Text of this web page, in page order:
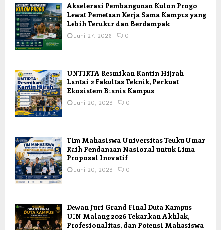
Akselerasi Pembangunan Kulon Progo
Lewat Pemetaan Kerja Sama Kampus yang
Lebih Terukur dan Berdampak
Juni 27, 2026 0
UNTIRTA Resmikan Kantin Hijrah
Lantai 2 Fakultas Teknik, Perkuat
Ekosistem Bisnis Kampus
Juni 20, 2026 0
Tim Mahasiswa Universitas Teuku Umar
Raih Pendanaan Nasional untuk Lima
Proposal Inovatif
Juni 20, 2026 0
Dewan Juri Grand Final Duta Kampus
UIN Malang 2026 Tekankan Akhlak,
Profesionalitas, dan Potensi Mahasiswa